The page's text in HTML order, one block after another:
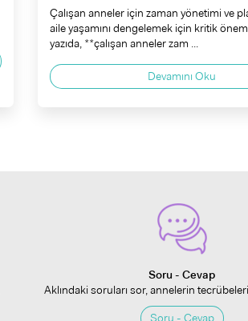
Çalışan anneler için zaman yönetimi ve
aile yaşamını dengelemek için kritik
yazıda, **çalışan anneler zam ...
Devamını Oku
Soru - Cevap
Aklındaki soruları sor, annelerin
Soru - Cevap